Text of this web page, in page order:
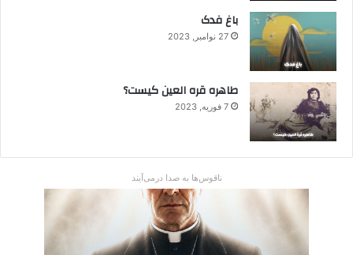
باغ فدک
27 نوامبر, 2023
طاهره قره العین کیست؟
7 فوریه, 2023
ناقوس‌ها به صدا در‌می‌آیند